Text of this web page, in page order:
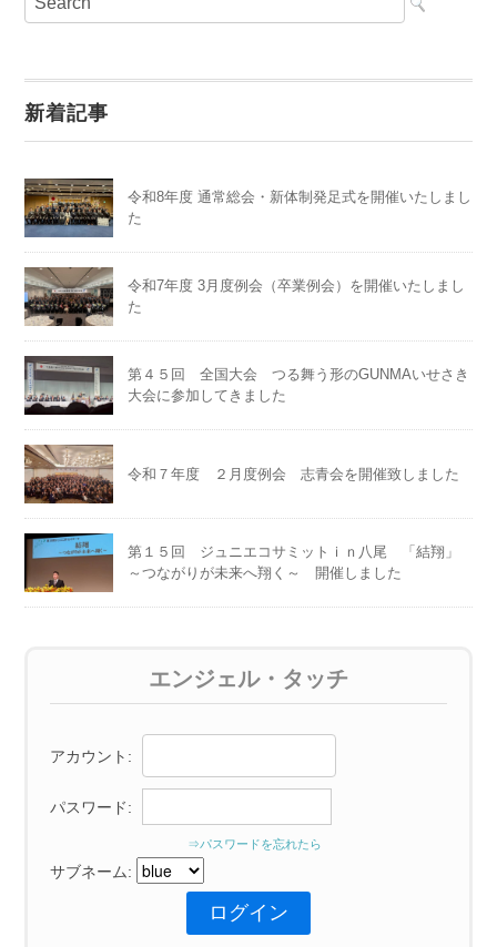
新着記事
令和8年度 通常総会・新体制発足式を開催いたしまし
た
令和7年度 3月度例会（卒業例会）を開催いたしまし
た
第４５回 全国大会 つる舞う形のGUNMAいせさき
大会に参加してきました
令和７年度 ２月度例会 志青会を開催致しました
第１５回 ジュニエコサミットｉｎ八尾 「結翔」
～つながりが未来へ翔く～ 開催しました
エンジェル・タッチ
アカウント:
パスワード:
⇒パスワードを忘れたら
サブネーム: